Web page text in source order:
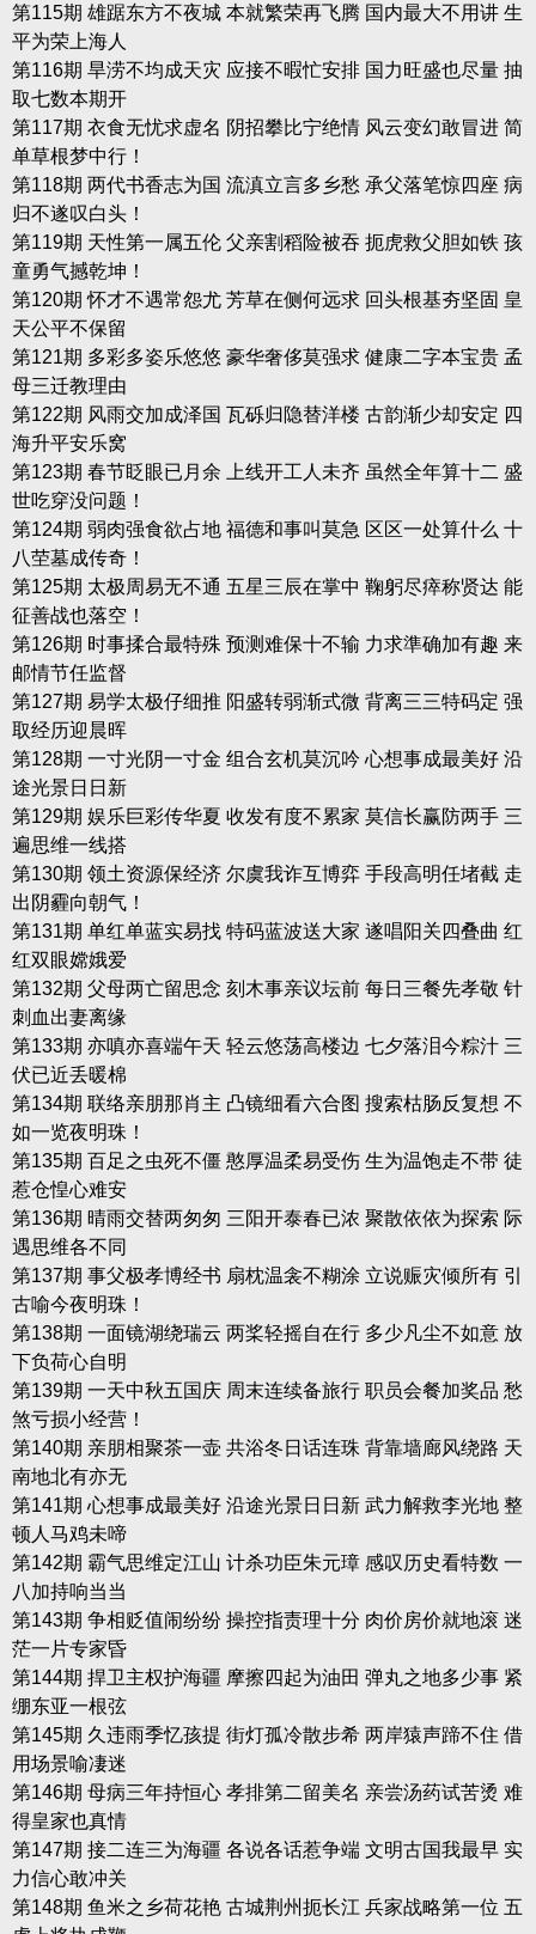
第115期 雄踞东方不夜城 本就繁荣再飞腾 国内最大不用讲 生
平为荣上海人
第116期 旱涝不均成天灾 应接不暇忙安排 国力旺盛也尽量 抽
取七数本期开
第117期 衣食无忧求虚名 阴招攀比宁绝情 风云变幻敢冒进 简
单草根梦中行！
第118期 两代书香志为国 流滇立言多乡愁 承父落笔惊四座 病
归不遂叹白头！
第119期 天性第一属五伦 父亲割稻险被吞 扼虎救父胆如铁 孩
童勇气撼乾坤！
第120期 怀才不遇常怨尤 芳草在侧何远求 回头根基夯坚固 皇
天公平不保留
第121期 多彩多姿乐悠悠 豪华奢侈莫强求 健康二字本宝贵 孟
母三迁教理由
第122期 风雨交加成泽国 瓦砾归隐替洋楼 古韵渐少却安定 四
海升平安乐窝
第123期 春节眨眼已月余 上线开工人未齐 虽然全年算十二 盛
世吃穿没问题！
第124期 弱肉强食欲占地 福德和事叫莫急 区区一处算什么 十
八茔墓成传奇！
第125期 太极周易无不通 五星三辰在掌中 鞠躬尽瘁称贤达 能
征善战也落空！
第126期 时事揉合最特殊 预测难保十不输 力求準确加有趣 来
邮情节任监督
第127期 易学太极仔细推 阳盛转弱渐式微 背离三三特码定 强
取经历迎晨晖
第128期 一寸光阴一寸金 组合玄机莫沉吟 心想事成最美好 沿
途光景日日新
第129期 娱乐巨彩传华夏 收发有度不累家 莫信长赢防两手 三
遍思维一线搭
第130期 领土资源保经济 尔虞我诈互博弈 手段高明任堵截 走
出阴霾向朝气！
第131期 单红单蓝实易找 特码蓝波送大家 遂唱阳关四叠曲 红
红双眼嫦娥爱
第132期 父母两亡留思念 刻木事亲议坛前 每日三餐先孝敬 针
刺血出妻离缘
第133期 亦嗔亦喜端午天 轻云悠荡高楼边 七夕落泪今粽汁 三
伏已近丢暖棉
第134期 联络亲朋那肖主 凸镜细看六合图 搜索枯肠反复想 不
如一览夜明珠！
第135期 百足之虫死不僵 憨厚温柔易受伤 生为温饱走不带 徒
惹仓惶心难安
第136期 晴雨交替两匆匆 三阳开泰春已浓 聚散依依为探索 际
遇思维各不同
第137期 事父极孝博经书 扇枕温衾不糊涂 立说赈灾倾所有 引
古喻今夜明珠！
第138期 一面镜湖绕瑞云 两桨轻摇自在行 多少凡尘不如意 放
下负荷心自明
第139期 一天中秋五国庆 周末连续备旅行 职员会餐加奖品 愁
煞亏损小经营！
第140期 亲朋相聚茶一壶 共浴冬日话连珠 背靠墙廊风绕路 天
南地北有亦无
第141期 心想事成最美好 沿途光景日日新 武力解救李光地 整
顿人马鸡未啼
第142期 霸气思维定江山 计杀功臣朱元璋 感叹历史看特数 一
八加持响当当
第143期 争相贬值闹纷纷 操控指责理十分 肉价房价就地滚 迷
茫一片专家昏
第144期 捍卫主权护海疆 摩擦四起为油田 弹丸之地多少事 紧
绷东亚一根弦
第145期 久违雨季忆孩提 街灯孤冷散步希 两岸猿声蹄不住 借
用场景喻凄迷
第146期 母病三年持恒心 孝排第二留美名 亲尝汤药试苦烫 难
得皇家也真情
第147期 接二连三为海疆 各说各话惹争端 文明古国我最早 实
力信心敢冲关
第148期 鱼米之乡荷花艳 古城荆州扼长江 兵家战略第一位 五